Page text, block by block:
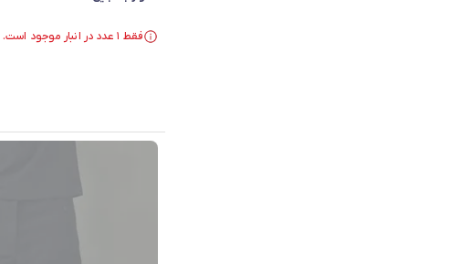
در سبد خرید بیش از ۳۰ نفر.